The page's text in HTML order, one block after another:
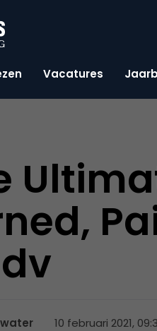
Vacatures
10 februari 2021,